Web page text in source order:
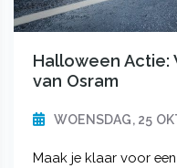
Halloween Actie:
van Osram
WOENSDAG, 25
Maak je klaar voor